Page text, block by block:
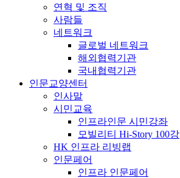
연혁 및 조직
사람들
네트워크
글로벌 네트워크
해외협력기관
국내협력기관
인문교양센터
인사말
시민교육
인프라인문 시민강좌
모빌리티 Hi-Story 100강
HK 인프라 리빙랩
인문페어
인프라 인문페어